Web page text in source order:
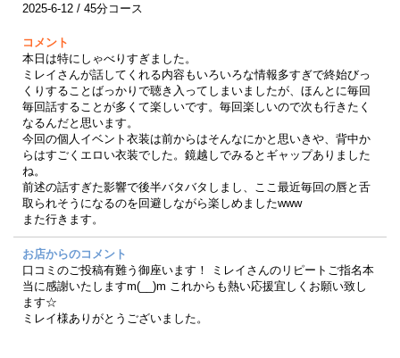
2025-6-12 / 45分コース
コメント
本日は特にしゃべりすぎました。
ミレイさんが話してくれる内容もいろいろな情報多すぎで終始びっ
くりすることばっかりで聴き入ってしまいましたが、ほんとに毎回
毎回話することが多くて楽しいです。毎回楽しいので次も行きたく
なるんだと思います。
今回の個人イベント衣装は前からはそんなにかと思いきや、背中か
らはすごくエロい衣装でした。鏡越しでみるとギャップありました
ね。
前述の話すぎた影響で後半バタバタしまし、ここ最近毎回の唇と舌
取られそうになるのを回避しながら楽しめましたwww
また行きます。
お店からのコメント
口コミのご投稿有難う御座います！ ミレイさんのリピートご指名本
当に感謝いたしますm(__)m これからも熱い応援宜しくお願い致し
ます☆
ミレイ様ありがとうございました。